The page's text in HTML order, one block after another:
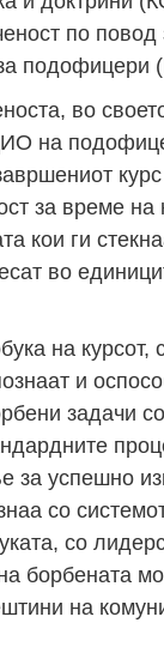
по
во
на
курс
за време на
кои ги
во
на курсот,
и
задачи
за успешно
со
со
борбената
на